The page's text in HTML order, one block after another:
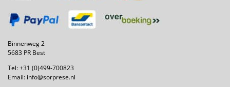
Binnenweg 2
5683 PR Best
Tel:+31 (0)499-700823
Email: info@sorprese.nl